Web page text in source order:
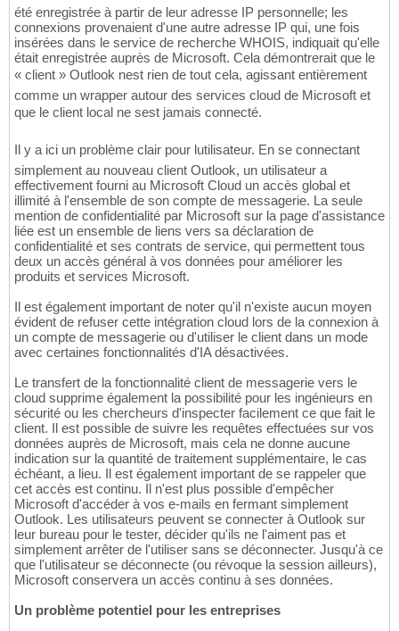
été enregistrée à partir de leur adresse IP personnelle; les
connexions provenaient d'une autre adresse IP qui, une fois
insérées dans le service de recherche WHOIS, indiquait qu'elle
était enregistrée auprès de Microsoft. Cela démontrerait que le
« client » Outlook nest rien de tout cela, agissant entièrement
comme un wrapper autour des services cloud de Microsoft et
que le client local ne sest jamais connecté.
Il y a ici un problème clair pour lutilisateur. En se connectant
simplement au nouveau client Outlook, un utilisateur a
effectivement fourni au Microsoft Cloud un accès global et
illimité à l'ensemble de son compte de messagerie. La seule
mention de confidentialité par Microsoft sur la page d'assistance
liée est un ensemble de liens vers sa déclaration de
confidentialité et ses contrats de service, qui permettent tous
deux un accès général à vos données pour améliorer les
produits et services Microsoft.
Il est également important de noter qu'il n'existe aucun moyen
évident de refuser cette intégration cloud lors de la connexion à
un compte de messagerie ou d'utiliser le client dans un mode
avec certaines fonctionnalités d'IA désactivées.
Le transfert de la fonctionnalité client de messagerie vers le
cloud supprime également la possibilité pour les ingénieurs en
sécurité ou les chercheurs d'inspecter facilement ce que fait le
client. Il est possible de suivre les requêtes effectuées sur vos
données auprès de Microsoft, mais cela ne donne aucune
indication sur la quantité de traitement supplémentaire, le cas
échéant, a lieu. Il est également important de se rappeler que
cet accès est continu. Il n'est plus possible d'empêcher
Microsoft d'accéder à vos e-mails en fermant simplement
Outlook. Les utilisateurs peuvent se connecter à Outlook sur
leur bureau pour le tester, décider qu'ils ne l'aiment pas et
simplement arrêter de l'utiliser sans se déconnecter. Jusqu'à ce
que l'utilisateur se déconnecte (ou révoque la session ailleurs),
Microsoft conservera un accès continu à ses données.
Un problème potentiel pour les entreprises